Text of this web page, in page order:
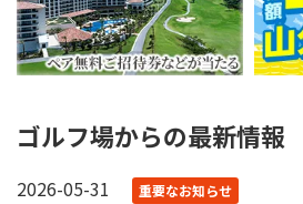
ゴルフ場からの最新情報
2026-05-31 重要なお知らせ